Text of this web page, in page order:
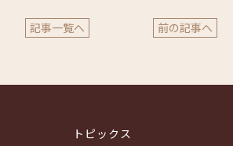
記事一覧へ 前の記事へ
トピックス